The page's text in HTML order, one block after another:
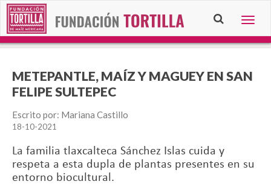
METEPANTLE, MAÍZ Y MAGUEY EN SAN
FELIPE SULTEPEC
Escrito por: Mariana Castillo
18-10-2021
La familia tlaxcalteca Sánchez Islas cuida y
respeta a esta dupla de plantas presentes en su
entorno biocultural.